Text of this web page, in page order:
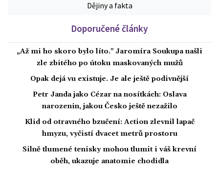
Dějiny a fakta
Doporučené články
„Až mi ho skoro bylo líto." Jaromíra Soukupa našli
zle zbitého po útoku maskovaných mužů
Opak dejá vu existuje. Je ale ještě podivnější
Petr Janda jako Cézar na nosítkách: Oslava
narozenin, jakou Česko ještě nezažilo
Klid od otravného bzučení: Action zlevnil lapač
hmyzu, vyčistí dvacet metrů prostoru
Silně tlumené tenisky mohou tlumit i váš krevní
oběh, ukazuje anatomie chodidla